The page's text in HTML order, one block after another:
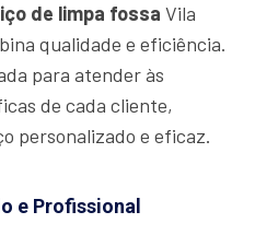
de limpa fossa Vila
qualidade e eficiência.
para atender às
de cada cliente,
personalizado e eficaz.
e Profissional